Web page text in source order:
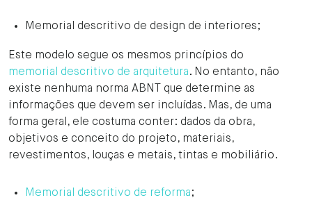
Memorial descritivo de design de interiores;
Este modelo segue os mesmos princípios do
memorial descritivo de arquitetura. No entanto, não
existe nenhuma norma ABNT que determine as
informações que devem ser incluídas. Mas, de uma
forma geral, ele costuma conter: dados da obra,
objetivos e conceito do projeto, materiais,
revestimentos, louças e metais, tintas e mobiliário.
Memorial descritivo de reforma;